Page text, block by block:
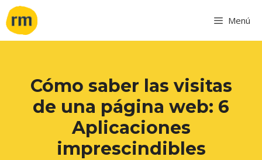
Menú
Cómo saber las visitas
de una página web: 6
Aplicaciones
imprescindibles